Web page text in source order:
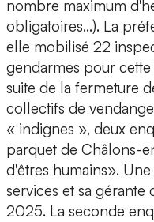
nombre maximum
obligatoires...). La
elle mobilisé 22
gendarmes pour
suite de la fermeture
collectifs de
« indignes », deux
parquet de Châlons-
d'êtres humains».
services et sa
2025. La seconde